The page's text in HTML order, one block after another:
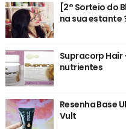
[2° Sorteio do
na sua estante
Supracorp
nutrientes
Resenha Base
Vult